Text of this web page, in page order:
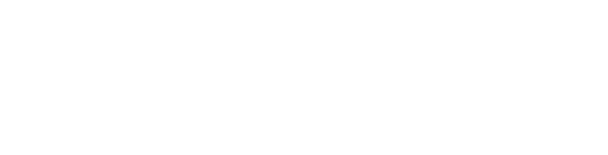
от 10 до 300 мм поверх
заливке площадь участка не
10м2 – в течении
швы, но не на всю толщину
гидроизоляционный слой.